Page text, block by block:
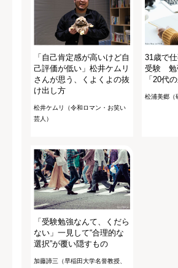
「自己肯定感が高いけど自
己評価が低い」松井ケムリ
さんが思う、くよくよの抜
け出し方
松井ケムリ（令和ロマン・お笑い
芸人）
31歳で
受験 勉
「20代
松浦美郷（
「受験勉強なんて、くだら
ない」一見して“合理的な
選択”が覆い隠すもの
加藤諦三（早稲田大学名誉教授、